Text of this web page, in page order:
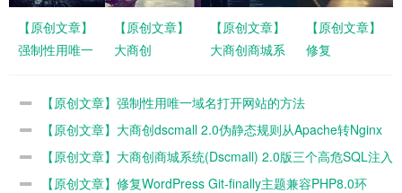
【原创文章】
强制性用唯一
的方法
【原创文章】
大商创
静态规则从
Nginx的方法
【原创文章】
大商创商城系
2.0版三个高
洞修复
【原创文章】
修复
环境
【原创文章】强制性用唯一域名打开网站的方法
【原创文章】大商创dscmall 2.0伪静态规则从Apache转Nginx
的方法【原创文章】大商创商城系统(Dscmall) 2.0版三个高危SQL注入
漏洞修复【原创文章】修复WordPress Git-finally主题兼容PHP8.0环